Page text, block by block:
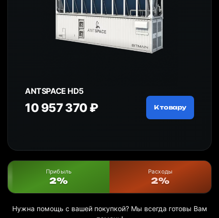
ANTSPACE HD5
10 957 370 ₽ К товару
Прибыль
2%
Расходы
2%
Нужна помощь с вашей покупкой? Мы всегда готовы Вам